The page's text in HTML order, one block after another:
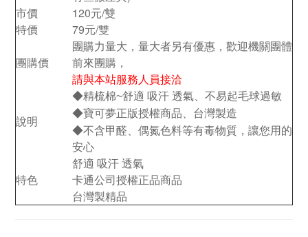
市價
120元/雙
特價
79元/雙
團購價
團購力量大，量大者另有優惠，歡迎機關團體
前來團購，
請與本站服務人員接洽
說明
◆精梳棉~舒適 吸汗 透氣、不易起毛球過敏
◆寶可夢正版授權商品、台灣製造
◆不含甲醛、偶氮色料等有毒物質，讓您用的
安心
特色
舒適 吸汗 透氣
卡通公司授權正品商品
台灣製精品